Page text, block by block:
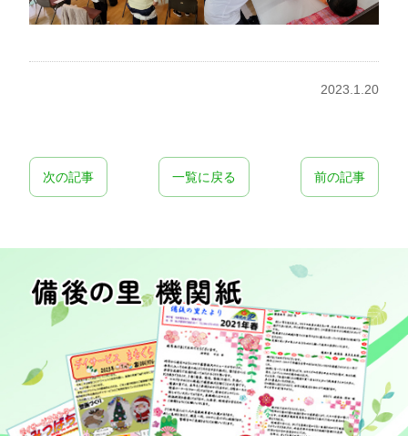
2023.1.20
前の記事
一覧に戻る
次の記事